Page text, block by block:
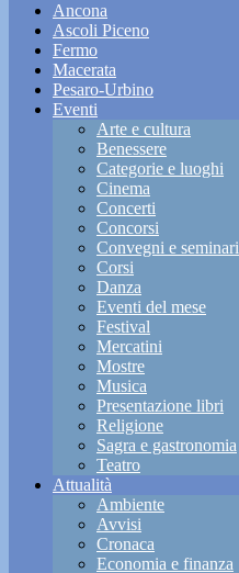
Ancona
Ascoli Piceno
Fermo
Macerata
Pesaro-Urbino
Eventi
Arte e cultura
Benessere
Categorie e luoghi
Cinema
Concerti
Concorsi
Convegni e seminari
Corsi
Danza
Eventi del mese
Festival
Mercatini
Mostre
Musica
Presentazione libri
Religione
Sagra e gastronomia
Teatro
Attualità
Ambiente
Avvisi
Cronaca
Economia e finanza